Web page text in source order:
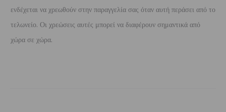
ενδέχεται να χρεωθούν στην παραγγελία σας όταν αυτή περάσει από το
τελωνείο. Οι χρεώσεις αυτές μπορεί να διαφέρουν σημαντικά από
χώρα σε χώρα.